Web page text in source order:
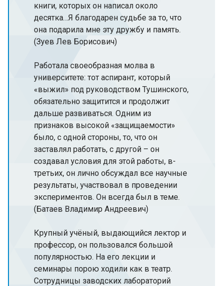
книги, которых он написал около
десятка…Я благодарен судьбе за то, что
она подарила мне эту дружбу и память.
(Зуев Лев Борисович)
Работала своеобразная молва в
университете: тот аспирант, который
«выжил» под руководством Тушинского,
обязательно защитится и продолжит
дальше развиваться. Одним из
признаков высокой «защищаемости»
было, с одной стороны, то, что он
заставлял работать, с другой – он
создавал условия для этой работы, в-
третьих, он лично обсуждал все научные
результаты, участвовал в проведении
экспериментов. Он всегда был в теме.
(Батаев Владимир Андреевич)
Крупный учёный, выдающийся лектор и
профессор, он пользовался большой
популярностью. На его лекции и
семинары порою ходили как в театр.
Сотрудницы заводских лабораторий